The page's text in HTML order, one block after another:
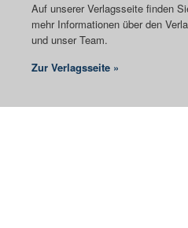
Auf unserer Verlagsseite finden
mehr Informationen über den
und unser Team.
Zur Verlagsseite »